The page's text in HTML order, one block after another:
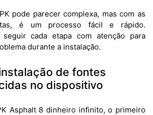
pode parecer complexa, mas com as
é um processo fácil e rápido.
cada etapa com atenção para
durante a instalação.
de fontes
no dispositivo
Asphalt 8 dinheiro infinito, o primeiro